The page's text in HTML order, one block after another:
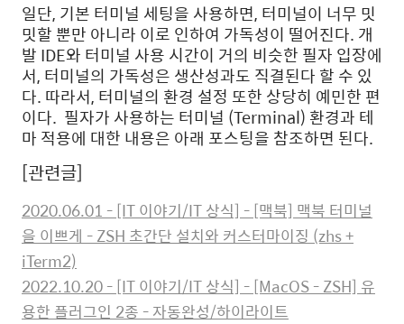
일단, 기본 터미널 세팅을 사용하면, 터미널이 너무 밋
밋할 뿐만 아니라 이로 인하여 가독성이 떨어진다. 개
발 IDE와 터미널 사용 시간이 거의 비슷한 필자 입장에
서, 터미널의 가독성은 생산성과도 직결된다 할 수 있
다. 따라서, 터미널의 환경 설정 또한 상당히 예민한 편
이다. 필자가 사용하는 터미널 (Terminal) 환경과 테
마 적용에 대한 내용은 아래 포스팅을 참조하면 된다.
[관련글]
2020.06.01 - [IT 이야기/IT 상식] - [맥북] 맥북 터미널
을 이쁘게 - ZSH 초간단 설치와 커스터마이징 (zhs +
iTerm2)
2022.10.20 - [IT 이야기/IT 상식] - [MacOS - ZSH] 유
용한 플러그인 2종 - 자동완성/하이라이트